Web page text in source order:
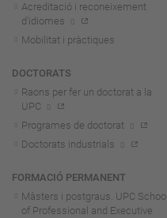
Acreditació i reconeixement
d'idiomes
Mobilitat i pràctiques
DOCTORATS
Raons per fer un doctorat a la
UPC
Programes de doctorat
Doctorats industrials
FORMACIÓ PERMANENT
Màsters i postgraus. UPC School
of Professional and Executive